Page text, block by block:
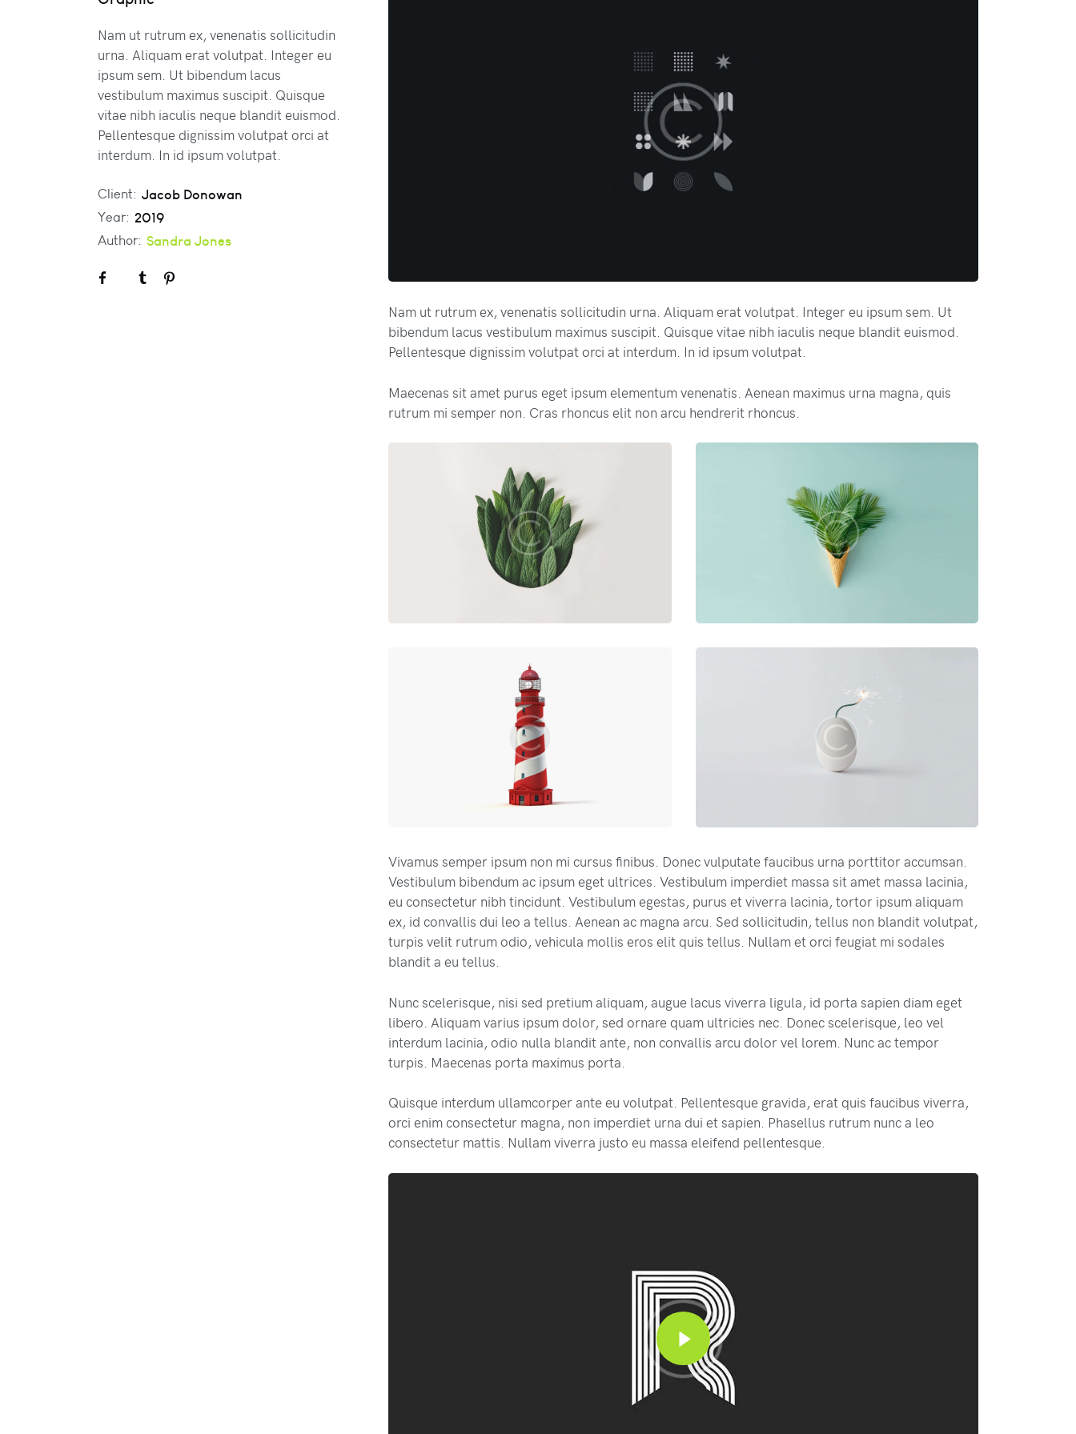
Nam ut rutrum ex, venenatis sollicitudin
urna. Aliquam erat volutpat. Integer eu
ipsum sem. Ut bibendum lacus
vestibulum maximus suscipit. Quisque
vitae nibh iaculis neque blandit euismod.
Pellentesque dignissim volutpat orci at
interdum. In id ipsum volutpat.
Client: Jacob Donowan
Year: 2019
Author: Sandra Jones
Nam ut rutrum ex, venenatis sollicitudin urna. Aliquam erat volutpat. Integer eu ipsum sem. Ut
bibendum lacus vestibulum maximus suscipit. Quisque vitae nibh iaculis neque blandit euismod.
Pellentesque dignissim volutpat orci at interdum. In id ipsum volutpat.
Maecenas sit amet purus eget ipsum elementum venenatis. Aenean maximus urna magna, quis
rutrum mi semper non. Cras rhoncus elit non arcu hendrerit rhoncus.
Vivamus semper ipsum non mi cursus finibus. Donec vulputate faucibus urna porttitor accumsan.
Vestibulum bibendum ac ipsum eget ultrices. Vestibulum imperdiet massa sit amet massa lacinia,
eu consectetur nibh tincidunt. Vestibulum egestas, purus et viverra lacinia, tortor ipsum aliquam
ex, id convallis dui leo a tellus. Aenean ac magna arcu. Sed sollicitudin, tellus non blandit volutpat,
turpis velit rutrum odio, vehicula mollis eros elit quis tellus. Nullam et orci feugiat mi sodales
blandit a eu tellus.
Nunc scelerisque, nisi sed pretium aliquam, augue lacus viverra ligula, id porta sapien diam eget
libero. Aliquam varius ipsum dolor, sed ornare quam ultricies nec. Donec scelerisque, leo vel
interdum lacinia, odio nulla blandit ante, non convallis arcu dolor vel lorem. Nunc ac tempor
turpis. Maecenas porta maximus porta.
Quisque interdum ullamcorper ante eu volutpat. Pellentesque gravida, erat quis faucibus viverra,
orci enim consectetur magna, non imperdiet urna dui et sapien. Phasellus rutrum nunc a leo
consectetur mattis. Nullam viverra justo eu massa eleifend pellentesque.